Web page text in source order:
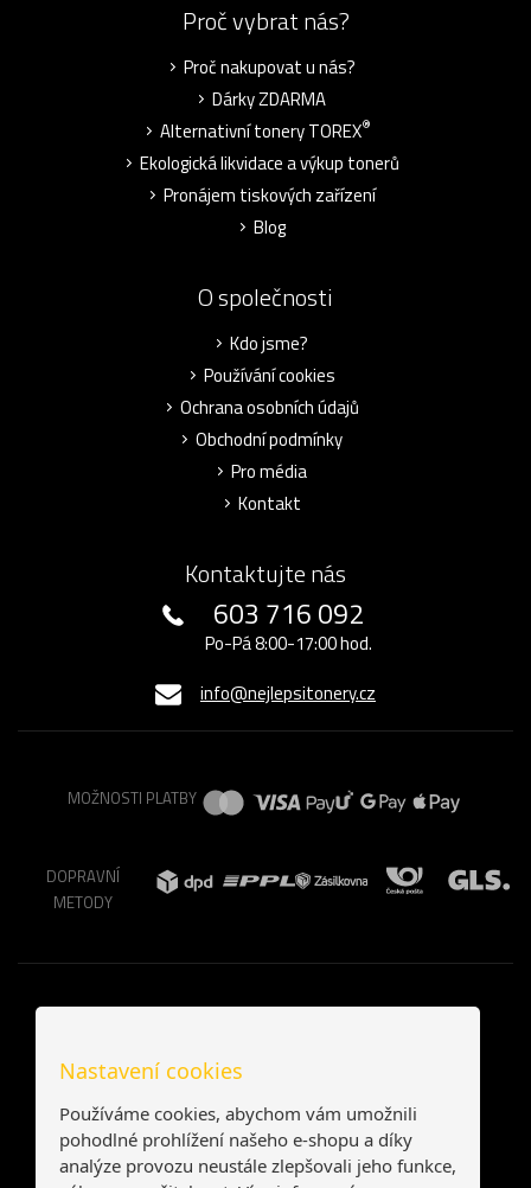
Proč vybrat nás?
Proč nakupovat u nás?
Dárky ZDARMA
Alternativní tonery TOREX®
Ekologická likvidace a výkup tonerů
Pronájem tiskových zařízení
Blog
O společnosti
Kdo jsme?
Používání cookies
Ochrana osobních údajů
Obchodní podmínky
Pro média
Kontakt
Kontaktujte nás
603 716 092
Po-Pá 8:00-17:00 hod.
info@nejlepsitonery.cz
MOŽNOSTI PLATBY
DOPRAVNÍ
METODY
Nastavení cookies
Používáme cookies, abychom vám umožnili
pohodlné prohlížení našeho e-shopu a díky
analýze provozu neustále zlepšovali jeho funkce,